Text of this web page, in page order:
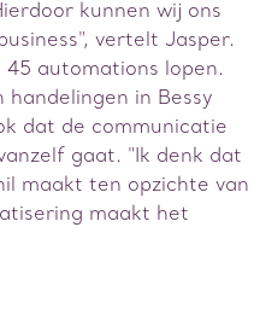
kunnen wij ons
vertelt Jasper.
45 automations lopen.
in Bessy
dat de communicatie
gaat. "Ik denk dat
maakt ten opzichte van
maakt het